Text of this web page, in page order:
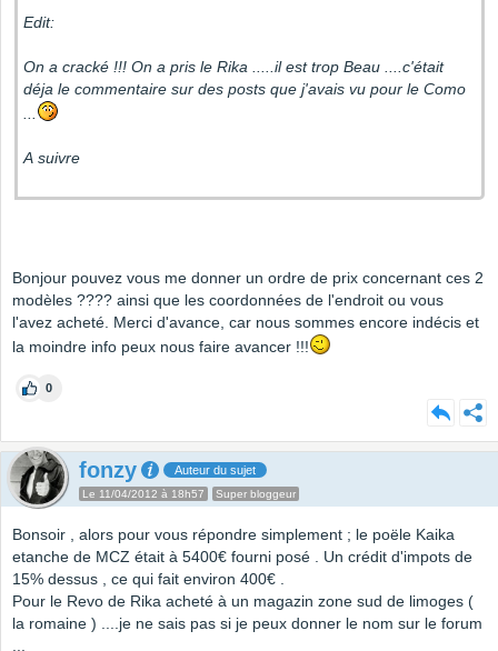
Edit:
On a cracké !!! On a pris le Rika .....il est trop Beau ....c'était
déja le commentaire sur des posts que j'avais vu pour le Como
...
A suivre
Bonjour pouvez vous me donner un ordre de prix concernant ces 2
modèles ???? ainsi que les coordonnées de l'endroit ou vous
l'avez acheté. Merci d'avance, car nous sommes encore indécis et
la moindre info peux nous faire avancer !!!
0
fonzy Auteur du sujet
Le 11/04/2012 à 18h57 Super bloggeur
Bonsoir , alors pour vous répondre simplement ; le poële Kaika
etanche de MCZ était à 5400€ fourni posé . Un crédit d'impots de
15% dessus , ce qui fait environ 400€ .
Pour le Revo de Rika acheté à un magazin zone sud de limoges (
la romaine ) ....je ne sais pas si je peux donner le nom sur le forum
...